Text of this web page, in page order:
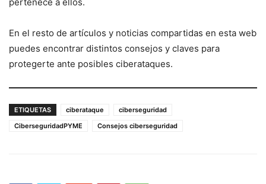
En el resto de artículos y noticias compartidas en esta web
puedes encontrar distintos consejos y claves para
protegerte ante posibles ciberataques.
ETIQUETAS ciberataque
ciberseguridad
CiberseguridadPYME
Consejos ciberseguridad